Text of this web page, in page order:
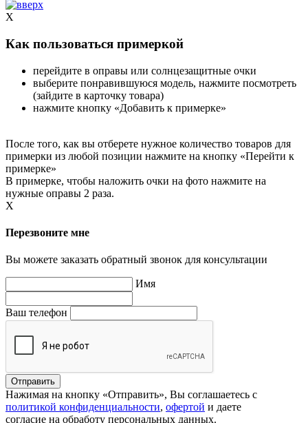
X
Как пользоваться примеркой
перейдите в оправы или солнцезащитные очки
выберите понравившуюся модель, нажмите посмотреть
(зайдите в карточку товара)
нажмите кнопку «Добавить к примерке»
После того, как вы отберете нужное количество товаров для
примерки из любой позиции нажмите на кнопку «Перейти к
примерке»
В примерке, чтобы наложить очки на фото нажмите на
нужные оправы 2 раза.
X
Перезвоните мне
Вы можете заказать обратный звонок для консультации
Имя
Ваш телефон
Нажимая на кнопку «Отправить», Вы соглашаетесь с
политикой конфиденциальности, офертой и даете
согласие на обработу персональных данных.